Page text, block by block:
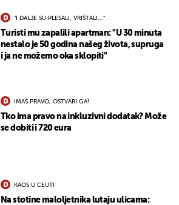
"I DALJE SU PLESALI, VRIŠTALI..."
Turisti mu zapalili apartman: "U 30 minuta
nestalo je 50 godina našeg života, supruga
i ja ne možemo oka sklopiti"
IMAŠ PRAVO, OSTVARI GA!
Tko ima pravo na inkluzivni dodatak? Može
se dobiti i 720 eura
KAOS U CEUTI
Na stotine maloljetnika lutaju ulicama: